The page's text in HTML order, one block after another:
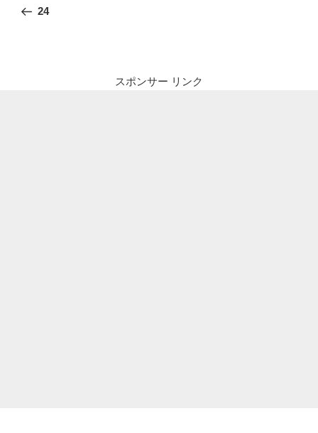
ナ
の
24
スポンサー リンク